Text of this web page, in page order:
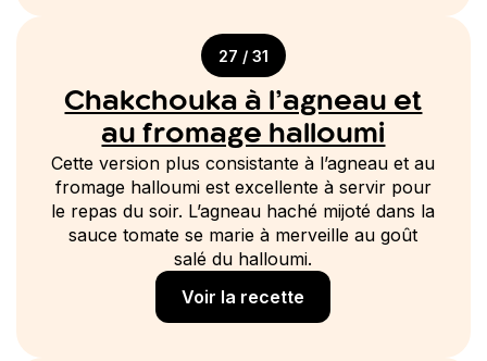
27 / 31
Chakchouka à l’agneau et
au fromage halloumi
Cette version plus consistante à l’agneau et au
fromage halloumi est excellente à servir pour
le repas du soir. L’agneau haché mijoté dans la
sauce tomate se marie à merveille au goût
salé du halloumi.
Voir la recette